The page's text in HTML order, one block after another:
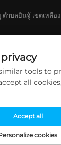
ำบลยินจู้ เขตเหลือง
ฉวงตง วอเตอร์ ทรีต
tools to
all
cookies
Accept all